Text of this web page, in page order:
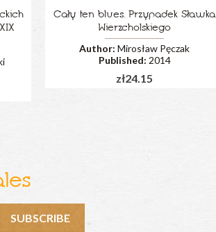
Cały ten blues. Przypadek Sławka
Wierzcholskiego
Author: Mirosław Pęczak
Published: 2014
zł24.15